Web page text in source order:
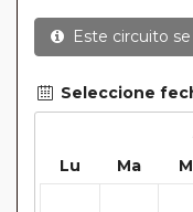
reserva nueva puede
plazas en los mismos
nombre que no
pasaporte pueda ser
Circuitos con
aéreas aceptan
Este circuito
Seleccione
Lu Ma